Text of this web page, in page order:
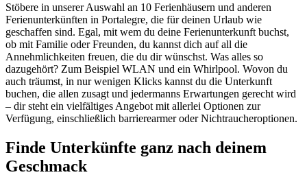
Stöbere in unserer Auswahl an 10 Ferienhäusern und anderen
Ferienunterkünften in Portalegre, die für deinen Urlaub wie
geschaffen sind. Egal, mit wem du deine Ferienunterkunft buchst,
ob mit Familie oder Freunden, du kannst dich auf all die
Annehmlichkeiten freuen, die du dir wünschst. Was alles so
dazugehört? Zum Beispiel WLAN und ein Whirlpool. Wovon du
auch träumst, in nur wenigen Klicks kannst du die Unterkunft
buchen, die allen zusagt und jedermanns Erwartungen gerecht wird
– dir steht ein vielfältiges Angebot mit allerlei Optionen zur
Verfügung, einschließlich barrierearmer oder Nichtraucheroptionen.
Finde Unterkünfte ganz nach deinem
Geschmack